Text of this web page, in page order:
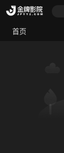
首页